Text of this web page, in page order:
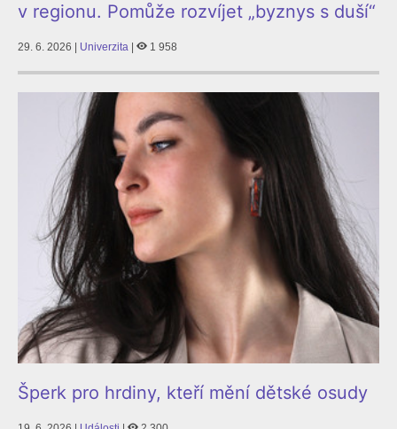
v regionu. Pomůže rozvíjet „byznys s duší“
29. 6. 2026 | Univerzita 1 958
Šperk pro hrdiny, kteří mění dětské osudy